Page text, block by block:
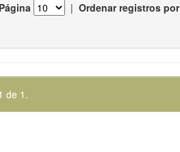
| Ordenar registros por
de 1.